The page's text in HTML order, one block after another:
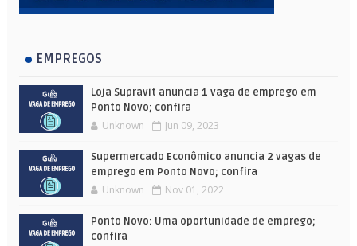
EMPREGOS
Loja Supravit anuncia 1 vaga de emprego em
Ponto Novo; confira
Unknown Jun 09, 2023
Supermercado Econômico anuncia 2 vagas de
emprego em Ponto Novo; confira
Unknown Nov 01, 2022
Ponto Novo: Uma oportunidade de emprego;
confira